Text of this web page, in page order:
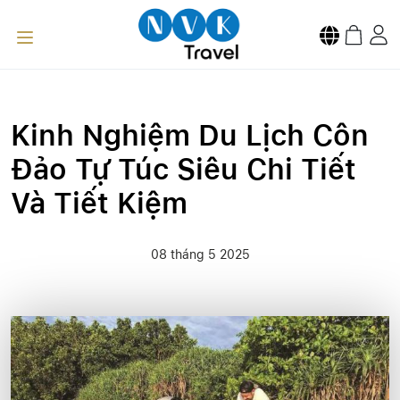
Kinh Nghiệm Du Lịch Côn
Đảo Tự Túc Siêu Chi Tiết
Và Tiết Kiệm
08 tháng 5 2025